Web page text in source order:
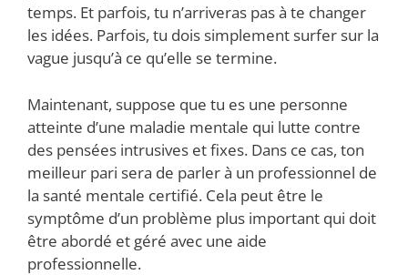
temps. Et parfois, tu n’arriveras pas à te changer
les idées. Parfois, tu dois simplement surfer sur la
vague jusqu’à ce qu’elle se termine.
Maintenant, suppose que tu es une personne
atteinte d’une maladie mentale qui lutte contre
des pensées intrusives et fixes. Dans ce cas, ton
meilleur pari sera de parler à un professionnel de
la santé mentale certifié. Cela peut être le
symptôme d’un problème plus important qui doit
être abordé et géré avec une aide
professionnelle.